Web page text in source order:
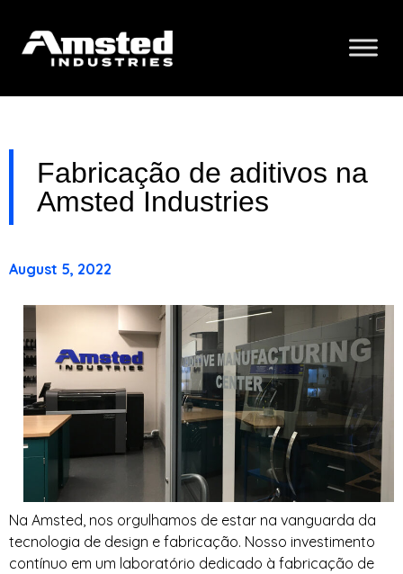
Fabricação de aditivos na
Amsted Industries
August 5, 2022
Na Amsted, nos orgulhamos de estar na vanguarda da
tecnologia de design e fabricação. Nosso investimento
contínuo em um laboratório dedicado à fabricação de